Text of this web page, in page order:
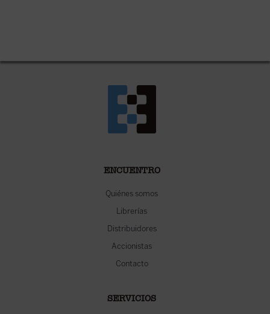
ENCUENTRO
Quiénes somos
Librerías
Distribuidores
Accionistas
Contacto
SERVICIOS